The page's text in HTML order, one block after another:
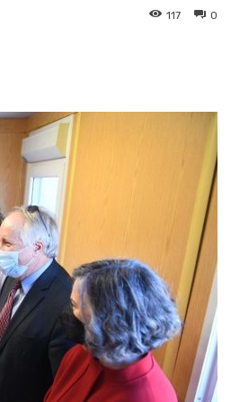
0
117